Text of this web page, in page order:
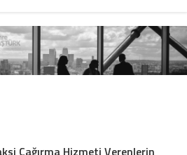
Çağırma Hizmeti Verenlerin